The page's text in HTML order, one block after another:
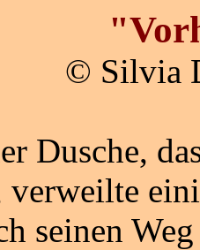
© Silvia
Dusche,
seinen